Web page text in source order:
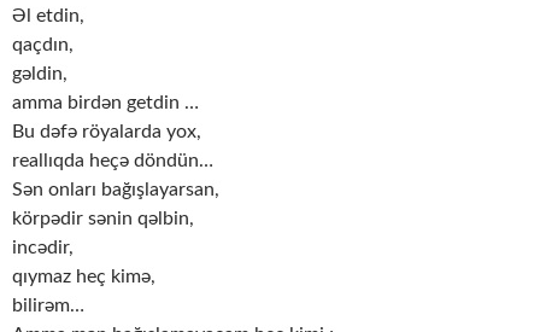
Əl etdin,
qaçdın,
gəldin,
amma birdən getdin …
Bu dəfə röyalarda yox,
reallıqda heçə döndün…
Sən onları bağışlayarsan,
körpədir sənin qəlbin,
incədir,
qıymaz heç kimə,
bilirəm…